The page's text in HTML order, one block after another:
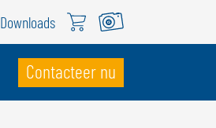
Downloads
Contacteer nu